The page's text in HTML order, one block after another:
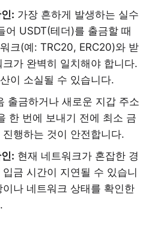
: 가장 흔하게 발생하는 실수
어 USDT(테더)를 출금할 때
크(예: TRC20, ERC20)와 받
가 완벽히 일치해야 합니다.
이 소실될 수 있습니다.
출금하거나 새로운 지갑 주소
한 번에 보내기 전에 최소 금
행하는 것이 안전합니다.
: 현재 네트워크가 혼잡한 경
금 시간이 지연될 수 있습니
나 네트워크 상태를 확인한